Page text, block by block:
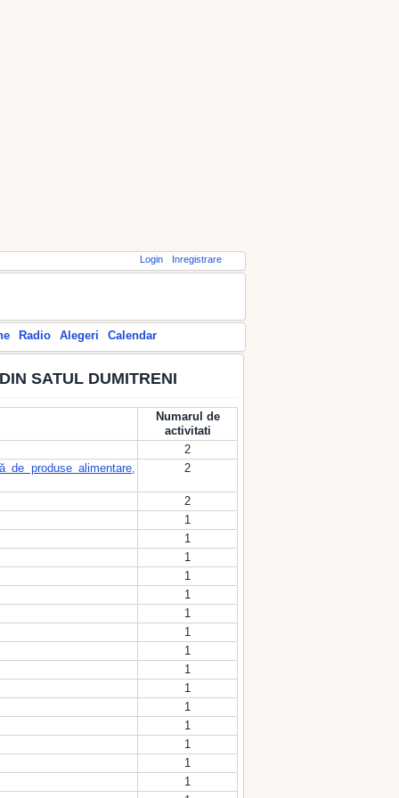
Login Inregistrare
Radio Alegeri Calendar
SATUL DUMITRENI
Numarul de
activitati
2
de produse alimentare,
2
2
1
1
1
1
1
1
1
1
1
1
1
1
1
1
1